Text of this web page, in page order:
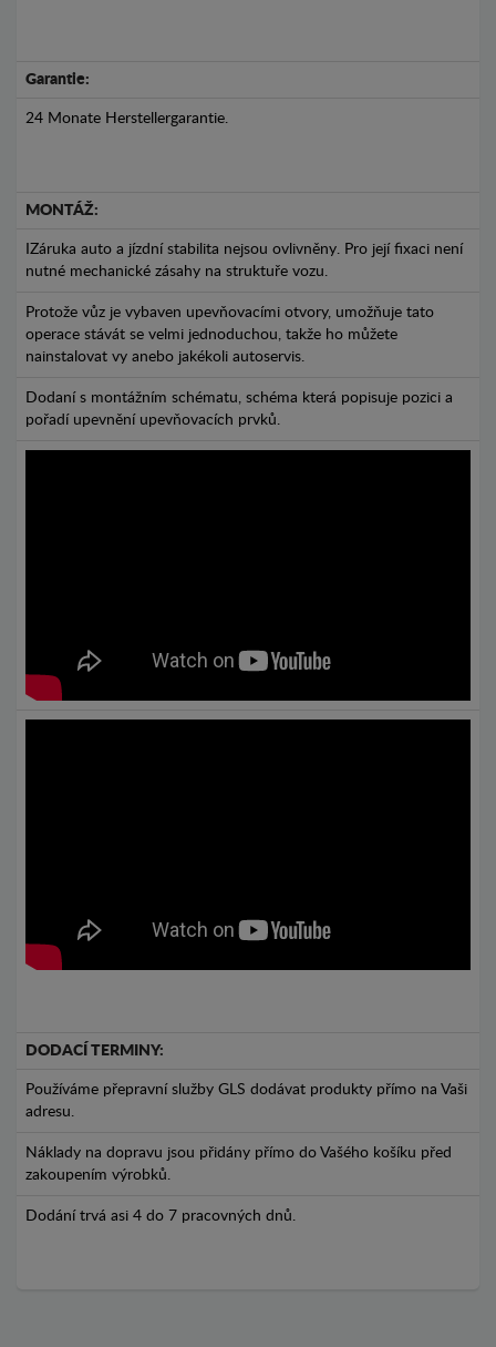
Garantie:
24 Monate Herstellergarantie.
MONTÁŽ:
IZáruka auto a jízdní stabilita nejsou ovlivněny. Pro její fixaci není
nutné mechanické zásahy na struktuře vozu.
Protože vůz je vybaven upevňovacími otvory, umožňuje tato
operace stávát se velmi jednoduchou, takže ho můžete
nainstalovat vy anebo jakékoli autoservis.
Dodaní s montážním schématu, schéma která popisuje pozici a
pořadí upevnění upevňovacích prvků.
DODACÍ TERMINY:
Používáme přepravní služby GLS dodávat produkty přímo na Vaši
adresu.
Náklady na dopravu jsou přidány přímo do Vašého košíku před
zakoupením výrobků.
Dodání trvá asi 4 do 7 pracovných dnů.